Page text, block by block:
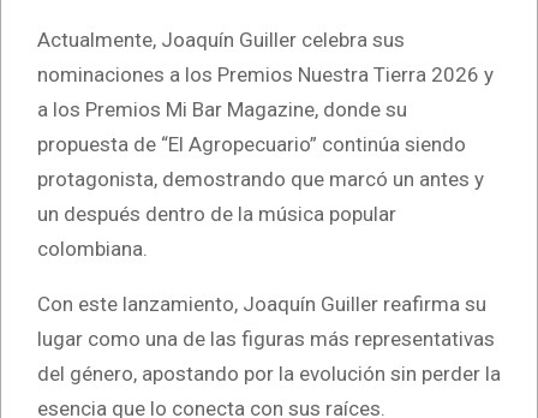
Actualmente, Joaquín Guiller celebra sus
nominaciones a los Premios Nuestra Tierra 2026 y
a los Premios Mi Bar Magazine, donde su
propuesta de “El Agropecuario” continúa siendo
protagonista, demostrando que marcó un antes y
un después dentro de la música popular
colombiana.
Con este lanzamiento, Joaquín Guiller reafirma su
lugar como una de las figuras más representativas
del género, apostando por la evolución sin perder la
esencia que lo conecta con sus raíces.